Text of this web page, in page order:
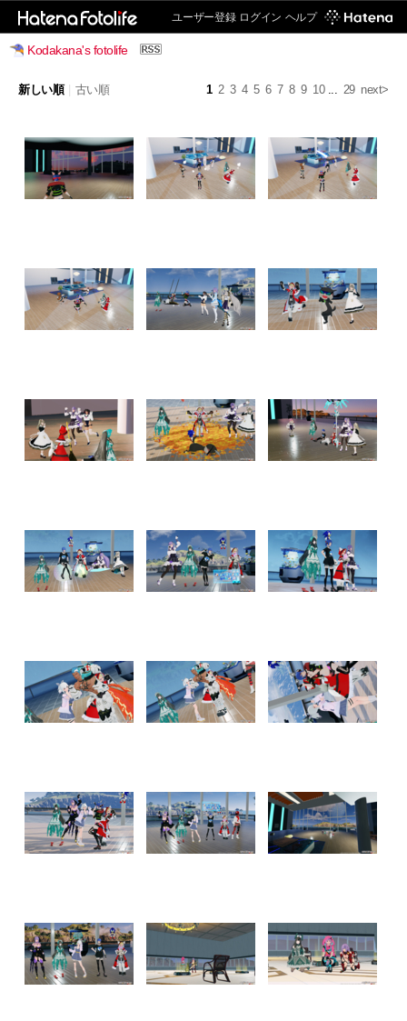
ユーザー登録 ログイン ヘルプ
Kodakana's fotolife
1 2 3 4 5 6 7 8 9 10... 29 next>
新しい順 古い順